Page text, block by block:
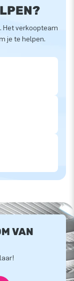
Het verkoopteam
je te helpen.
VAN